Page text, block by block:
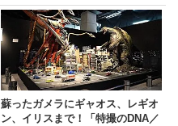
蘇ったガメラにギャオス、レギオ
ン、イリスまで！「特撮のDNA／